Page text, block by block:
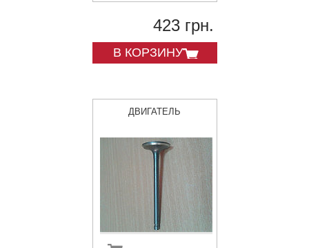
423 грн.
В КОРЗИНУ
ДВИГАТЕЛЬ